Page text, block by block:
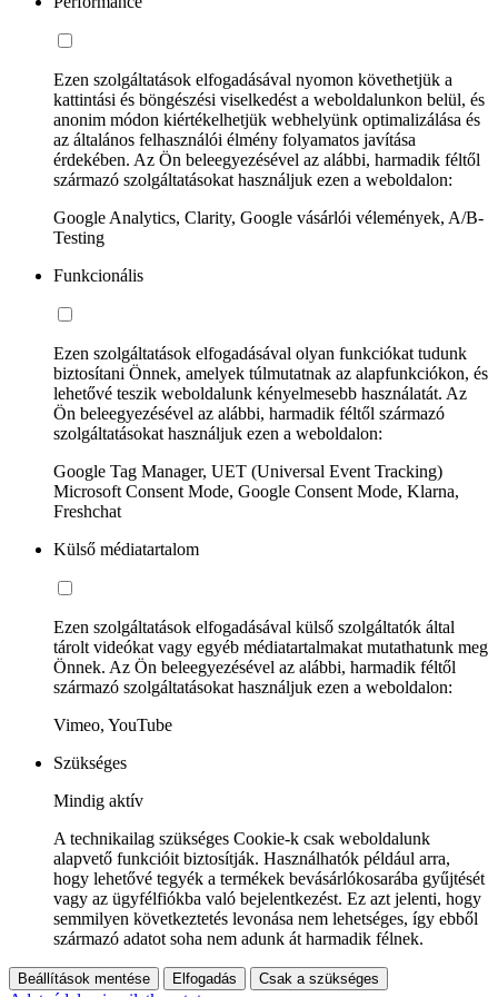
Ezen szolgáltatások elfogadásával nyomon követhetjük a
kattintási és böngészési viselkedést a weboldalunkon belül, és
anonim módon kiértékelhetjük webhelyünk optimalizálása és
az általános felhasználói élmény folyamatos javítása
érdekében. Az Ön beleegyezésével az alábbi, harmadik féltől
származó szolgáltatásokat használjuk ezen a weboldalon:
Google Analytics, Clarity, Google vásárlói vélemények, A/B-
Testing
Funkcionális
Ezen szolgáltatások elfogadásával olyan funkciókat tudunk
biztosítani Önnek, amelyek túlmutatnak az alapfunkciókon, és
lehetővé teszik weboldalunk kényelmesebb használatát. Az
Ön beleegyezésével az alábbi, harmadik féltől származó
szolgáltatásokat használjuk ezen a weboldalon:
Google Tag Manager, UET (Universal Event Tracking)
Microsoft Consent Mode, Google Consent Mode, Klarna,
Freshchat
Külső médiatartalom
Ezen szolgáltatások elfogadásával külső szolgáltatók által
tárolt videókat vagy egyéb médiatartalmakat mutathatunk meg
Önnek. Az Ön beleegyezésével az alábbi, harmadik féltől
származó szolgáltatásokat használjuk ezen a weboldalon:
Vimeo, YouTube
Szükséges
Mindig aktív
A technikailag szükséges Cookie-k csak weboldalunk
alapvető funkcióit biztosítják. Használhatók például arra,
hogy lehetővé tegyék a termékek bevásárlókosarába gyűjtését
vagy az ügyfélfiókba való bejelentkezést. Ez azt jelenti, hogy
semmilyen következtetés levonása nem lehetséges, így ebből
származó adatot soha nem adunk át harmadik félnek.
Beállítások mentése Elfogadás Csak a szükséges